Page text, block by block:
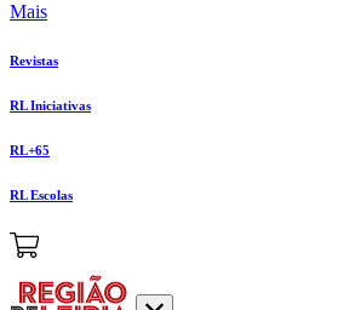
Mais
Revistas
RL Iniciativas
RL+65
RL Escolas